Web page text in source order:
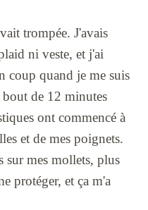
trompée. J'avais
ni veste, et j'ai
coup quand je me suis
bout de 12 minutes
ont commencé à
et de mes poignets.
sur mes mollets, plus
protéger, et ça m'a